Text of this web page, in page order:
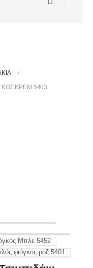
ΚΡΕΜ 5403
Μπλε 5452
φιόγκος ροζ 5401